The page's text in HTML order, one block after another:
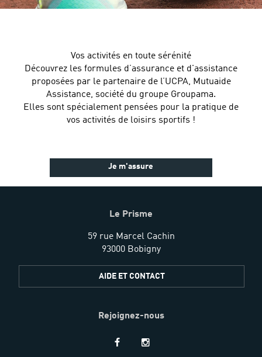
Vos activités en toute sérénité
Découvrez les formules d’assurance et d'assistance
proposées par le partenaire de l’UCPA, Mutuaide
Assistance, société du groupe Groupama.
Elles sont spécialement pensées pour la pratique de
vos activités de loisirs sportifs !
Je m'assure
Le Prisme
59 rue Marcel Cachin
93000 Bobigny
AIDE ET CONTACT
Rejoignez-nous